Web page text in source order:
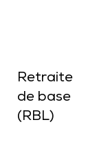
Retraite
de base
(RBL)